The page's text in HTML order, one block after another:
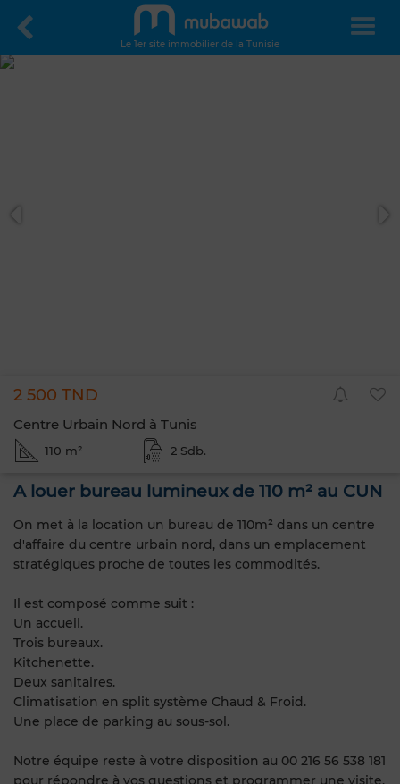
Le 1er site immobilier de la Tunisie
2 500 TND
Centre Urbain Nord à Tunis
110 m² 2 Sdb.
A louer bureau lumineux de 110 m² au CUN
On met à la location un bureau de 110m² dans un centre
d'affaire du centre urbain nord, dans un emplacement
stratégiques proche de toutes les commodités.
Il est composé comme suit :
Un accueil.
Trois bureaux.
Kitchenette.
Deux sanitaires.
Climatisation en split système Chaud & Froid.
Une place de parking au sous-sol.
Notre équipe reste à votre disposition au 00 216 56 538 181
pour répondre à vos questions et programmer une visite.